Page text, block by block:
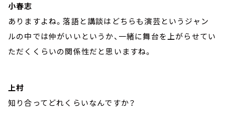
小春志
ありますよね。落語と講談はどちらも演芸というジャン
ルの中では仲がいいというか、一緒に舞台を上がらせてい
ただくくらいの関係性だと思いますね。
上村
知り合ってどれくらいなんですか？